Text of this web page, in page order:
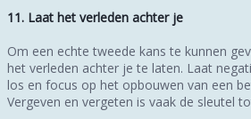
11. Laat het verleden achter je
Om een echte tweede kans te kunnen
het verleden achter je te laten. Laat
los en focus op het opbouwen van een
Vergeven en vergeten is vaak de sleutel